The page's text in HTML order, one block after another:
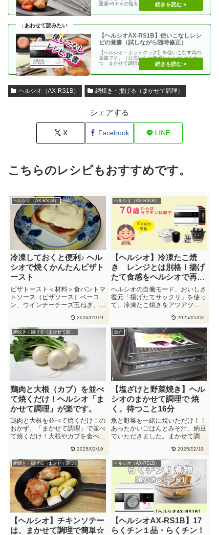
重量×0.6％の塩を加える 使う調味料＝（総重
【ヘルシオAX-RS1B】使いこなしレシ
ピの覚書（試しながら随時修正）
【ヘルシオ・ホットクック】を使いこなす為の
覚書です。（公式レシピ参照）レシピ とんか
つ まかせて調理(網焼き・揚げる) エビフラ
ヘルシオ（AX-RS1B） 網焼き・揚げる（まかせて調理）
シェアする
X Facebook LINE
こちらのレシピもおすすめです。
ヘルシオ（AX-RS1B）
冷凍しておくと便利♪ ヘル
シオで焼くかんたんピザト
ースト
ピザトースト＜材料＞食パントマ
トソース（ピザソース）ベーコ
ン、ウインナーチーズ玉ねぎ、ピ
2026/01/19
ヘルシオ（AX-RS1B）
【ヘルシオ】冷凍たこ焼
き レンジとは別格！揚げ
たて食感をヘルシオで再
現！ #AX-RS1B
ヘルシオの自働モード、おいしさ
復元「揚げたてサックリ」を使っ
て、冷凍たこ焼きをアツアツ
2025/05/03
網焼き・揚げる（まかせて調理）
鶏肉と大根（カブ）を並べ
て焼くだけ！ヘルシオ「ま
かせて調理」が楽です。
鶏肉と大根を並べて焼くだけ！の
おかず。「まかせて調理」で並べ
て焼くだけ！大根やカブを食べや
2025/02/19
魚介
【塩ざけと野菜焼き】ヘル
シオのまかせて調理で 焼
く。待つこと16分
魚と野菜を一緒に焼いただけ！！
あったかいごはんとみそ汁、納豆
でいただきました。まかせて調理
2025/02/19
網焼き・揚げる（まかせて調理）
【ヘルシオ】チキンソテー
は、まかせて調理で簡単☆
ヘルシオ（AX-RS1B）
【ヘルシオAX-RS1B】17
らくチン１品・らくチン！